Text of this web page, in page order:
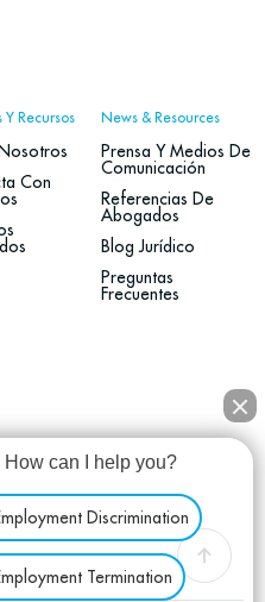
Recursos
Con
News & Resources
Prensa Y Medios De
Comunicación
Referencias De
Abogados
Blog Jurídico
Preguntas
Frecuentes
How can I help you?
Discrimination
Termination